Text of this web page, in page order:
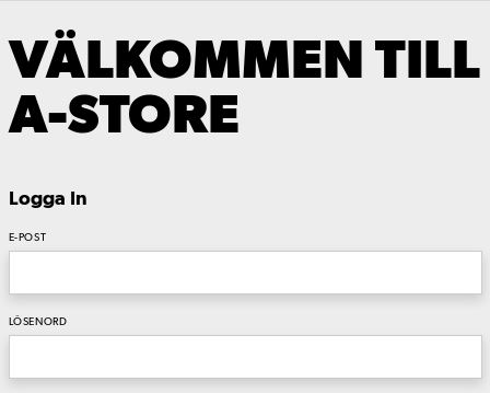
VÄLKOMMEN TILL
A-STORE
Logga In
E-POST
LÖSENORD